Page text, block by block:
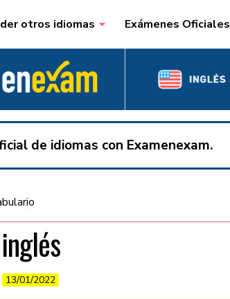
otros idiomas Exámenes Oficiales
de idiomas con Examenexam.
13/01/2022